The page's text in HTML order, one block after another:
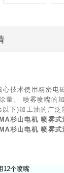
心技术使用精密电
量。 喷雾喷嘴的
下)加工油的广泛
杉山电机 喷雾式
杉山电机 喷雾式
12个喷嘴